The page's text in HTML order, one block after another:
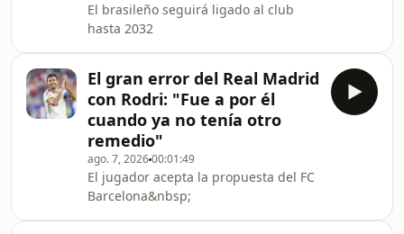
El brasileño seguirá ligado al club
hasta 2032
El gran error del Real Madrid
con Rodri: "Fue a por él
cuando ya no tenía otro
remedio"
ago. 7, 202600:01:49
El jugador acepta la propuesta del FC
Barcelona&nbsp;